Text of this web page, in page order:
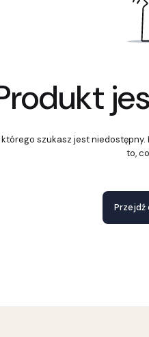
szukasz jest
to,
Przejdź